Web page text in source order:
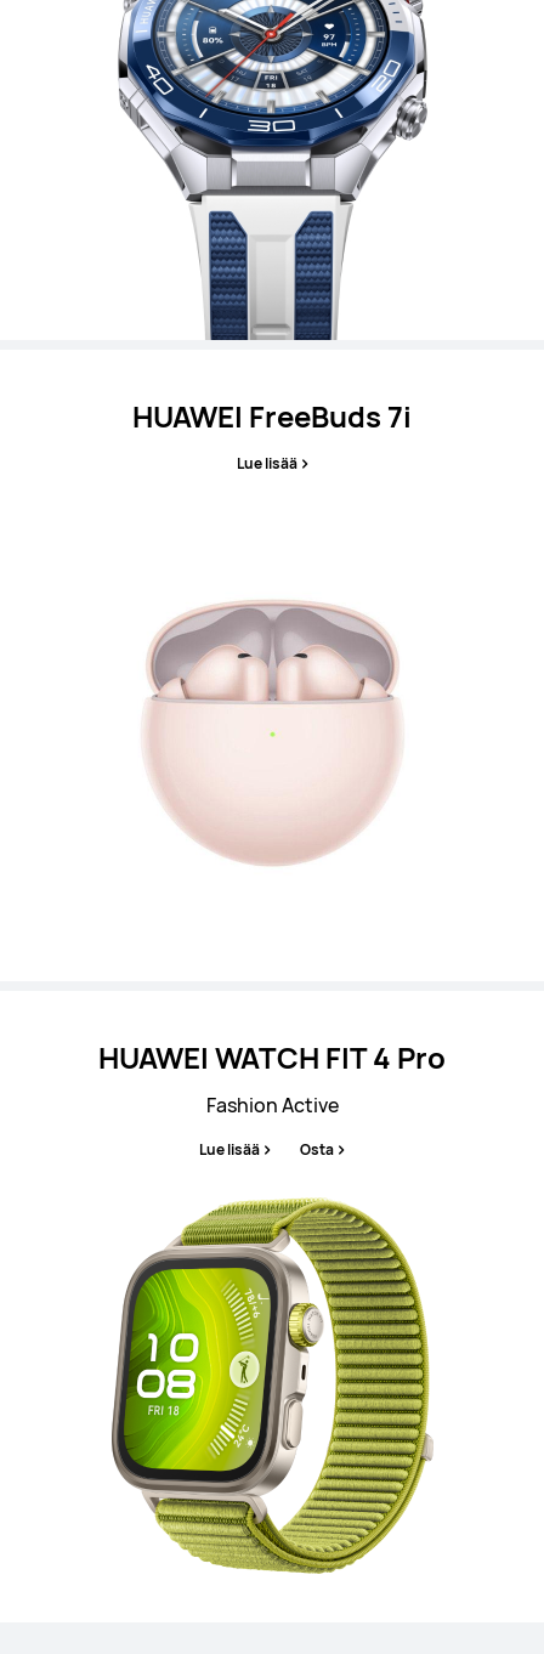
HUAWEI FreeBuds 7i
Lue lisää
HUAWEI WATCH FIT 4 Pro
Fashion Active
Lue lisää Osta